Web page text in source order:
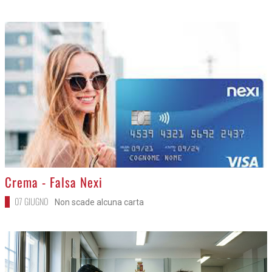
>
Crema - Falsa Nexi
07 GIUGNO Non scade alcuna carta